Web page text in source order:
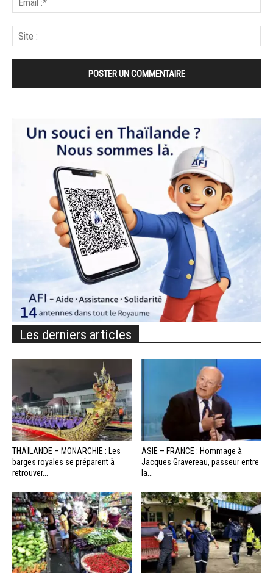
Les derniers articles
THAÏLANDE – MONARCHIE : Les
barges royales se préparent à
retrouver...
ASIE – FRANCE : Hommage à
Jacques Gravereau, passeur entre
la...